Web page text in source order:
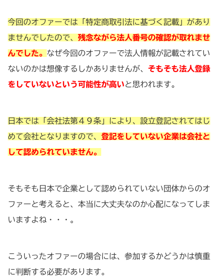
今回のオファーでは「特定商取引法に基づく記載」があり
ませんでしたので、 残念ながら法人番号の確認が取れませ
んでした。 なぜ今回のオファーで法人情報が記載されてい
ないのかは想像するしかありませんが、 そもそも法人登録
をしていないという可能性が高いと思われます。
日本では「会社法第４９条」により、設立登記されてはじ
めて会社となりますので、 登記をしていない企業は会社と
して認められていません。
そもそも日本で企業として認められていない団体からのオ
ファーと考えると、本当に大丈夫なのか心配になってしま
いますよね・・・。
こういったオファーの場合には、参加するかどうかは慎重
に判断する必要があります。